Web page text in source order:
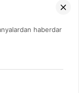
haberdar